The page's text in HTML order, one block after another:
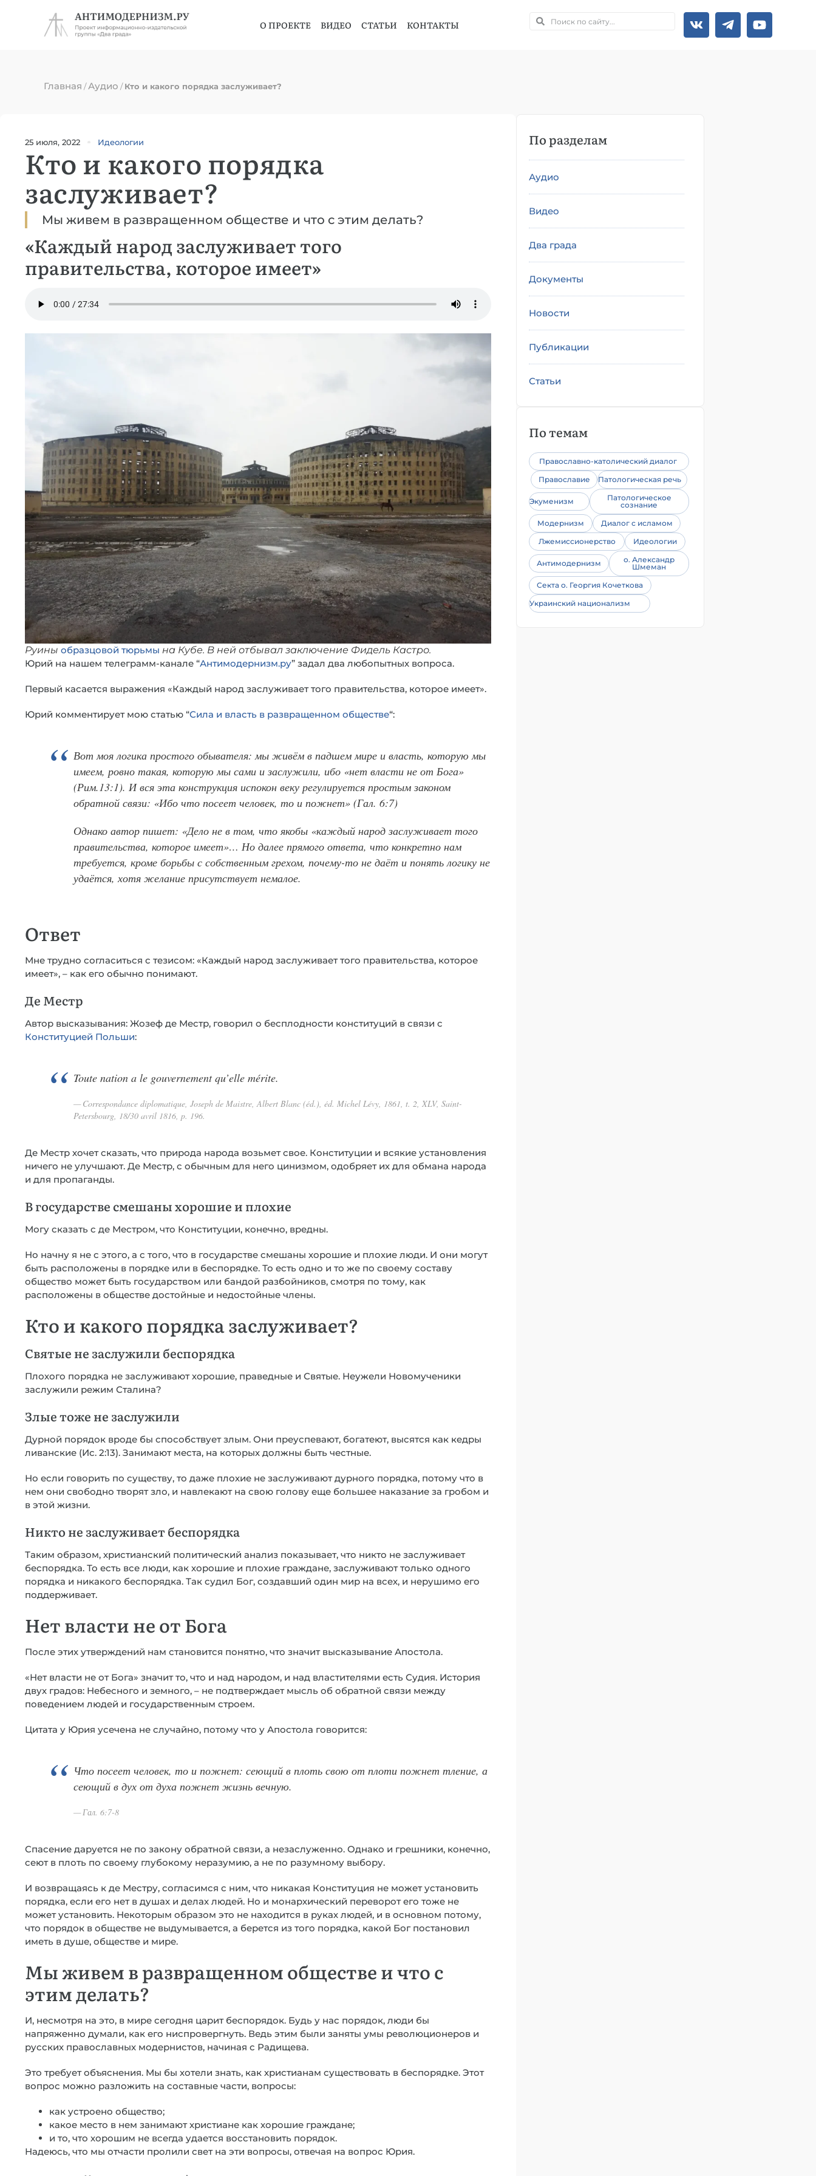
О ПРОЕКТЕ ВИДЕО СТАТЬИ КОНТАКТЫ
Главная /Аудио /Кто и какого порядка заслуживает?
25 июля, 2022 Идеологии
Кто и какого порядка
заслуживает?
Мы живем в развращенном обществе и что с этим делать?
«Каждый народ заслуживает того
правительства, которое имеет»
Руины образцовой тюрьмы на Кубе. В ней отбывал заключение Фидель Кастро.
Юрий на нашем телеграмм-канале “Антимодернизм.ру” задал два любопытных вопроса.
Первый касается выражения «Каждый народ заслуживает того правительства, которое имеет».
Юрий комментирует мою статью “Сила и власть в развращенном обществе“:
Вот моя логика простого обывателя: мы живём в падшем мире и власть, которую мы
имеем, ровно такая, которую мы сами и заслужили, ибо «нет власти не от Бога»
(Рим.13:1). И вся эта конструкция испокон веку регулируется простым законом
обратной связи: «Ибо что посеет человек, то и пожнет» (Гал. 6:7)
Однако автор пишет: «Дело не в том, что якобы «каждый народ заслуживает того
правительства, которое имеет»… Но далее прямого ответа, что конкретно нам
требуется, кроме борьбы с собственным грехом, почему-то не даёт и понять логику не
удаётся, хотя желание присутствует немалое.
Ответ
Мне трудно согласиться с тезисом: «Каждый народ заслуживает того правительства, которое
имеет», – как его обычно понимают.
Де Местр
Автор высказывания: Жозеф де Местр, говорил о бесплодности конституций в связи с
Конституцией Польши:
Toute nation a le gouvernement qu’elle mérite.
Correspondance diplomatique, Joseph de Maistre, Albert Blanc (éd.), éd. Michel Lévy, 1861, t. 2, XLV, Saint-
Petersbourg, 18/30 avril 1816, p. 196.
Де Местр хочет сказать, что природа народа возьмет свое. Конституции и всякие установления
ничего не улучшают. Де Местр, с обычным для него цинизмом, одобряет их для обмана народа
и для пропаганды.
В государстве смешаны хорошие и плохие
Могу сказать с де Местром, что Конституции, конечно, вредны.
Но начну я не с этого, а с того, что в государстве смешаны хорошие и плохие люди. И они могут
быть расположены в порядке или в беспорядке. То есть одно и то же по своему составу
общество может быть государством или бандой разбойников, смотря по тому, как
расположены в обществе достойные и недостойные члены.
Кто и какого порядка заслуживает?
Святые не заслужили беспорядка
Плохого порядка не заслуживают хорошие, праведные и Святые. Неужели Новомученики
заслужили режим Сталина?
Злые тоже не заслужили
Дурной порядок вроде бы способствует злым. Они преуспевают, богатеют, высятся как кедры
ливанские (Ис. 2:13). Занимают места, на которых должны быть честные.
Но если говорить по существу, то даже плохие не заслуживают дурного порядка, потому что в
нем они свободно творят зло, и навлекают на свою голову еще большее наказание за гробом и
в этой жизни.
Никто не заслуживает беспорядка
Таким образом, христианский политический анализ показывает, что никто не заслуживает
беспорядка. То есть все люди, как хорошие и плохие граждане, заслуживают только одного
порядка и никакого беспорядка. Так судил Бог, создавший один мир на всех, и нерушимо его
поддерживает.
Нет власти не от Бога
После этих утверждений нам становится понятно, что значит высказывание Апостола.
«Нет власти не от Бога» значит то, что и над народом, и над властителями есть Судия. История
двух градов: Небесного и земного, – не подтверждает мысль об обратной связи между
поведением людей и государственным строем.
Цитата у Юрия усечена не случайно, потому что у Апостола говорится:
Что посеет человек, то и пожнет: сеющий в плоть свою от плоти пожнет тление, а
сеющий в дух от духа пожнет жизнь вечную.
Гал. 6:7-8
Спасение даруется не по закону обратной связи, а незаслуженно. Однако и грешники, конечно,
сеют в плоть по своему глубокому неразумию, а не по разумному выбору.
И возвращаясь к де Местру, согласимся с ним, что никакая Конституция не может установить
порядка, если его нет в душах и делах людей. Но и монархический переворот его тоже не
может установить. Некоторым образом это не находится в руках людей, и в основном потому,
что порядок в обществе не выдумывается, а берется из того порядка, какой Бог постановил
иметь в душе, обществе и мире.
Мы живем в развращенном обществе и что с
этим делать?
И, несмотря на это, в мире сегодня царит беспорядок. Будь у нас порядок, люди бы
напряженно думали, как его ниспровергнуть. Ведь этим были заняты умы революционеров и
русских православных модернистов, начиная с Радищева.
Это требует объяснения. Мы бы хотели знать, как христианам существовать в беспорядке. Этот
вопрос можно разложить на составные части, вопросы:
как устроено общество;
какое место в нем занимают христиане как хорошие граждане;
и то, что хорошим не всегда удается восстановить порядок.
Надеюсь, что мы отчасти пролили свет на эти вопросы, отвечая на вопрос Юрия.
По разделам
Аудио
Видео
Два града
Документы
Новости
Публикации
Статьи
По темам
Православно-католический диалог
Православие
Патологическая речь
Экуменизм
Патологическое
сознание
Модернизм
Диалог с исламом
Лжемиссионерство
Идеологии
Антимодернизм
о. Александр
Шмеман
Секта о. Георгия Кочеткова
Украинский национализм